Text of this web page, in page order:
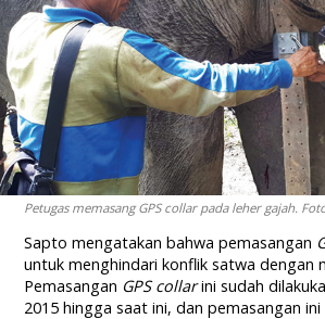
Petugas memasang GPS collar pada leher gajah.
Sapto mengatakan bahwa pemasangan
untuk menghindari konflik satwa dengan
Pemasangan GPS collarini sudah
2015 hingga saat ini, dan pemasangan